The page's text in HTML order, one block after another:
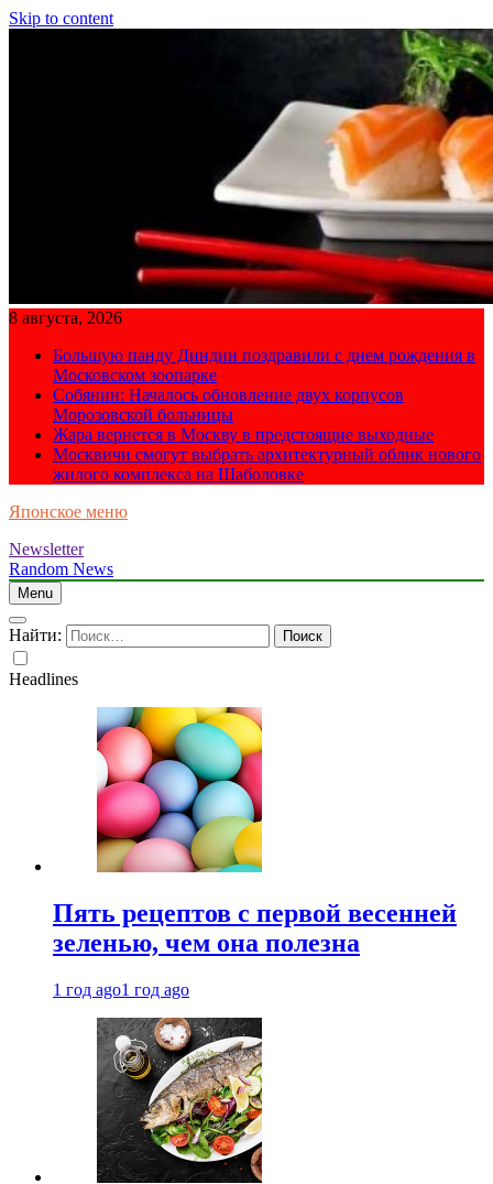
Skip to content
8 августа, 2026
Большую панду Диндин поздравили с днем рождения в
Московском зоопарке
Собянин: Началось обновление двух корпусов
Морозовской больницы
Жара вернется в Москву в предстоящие выходные
Москвичи смогут выбрать архитектурный облик нового
жилого комплекса на Шаболовке
Японское меню
Newsletter
Random News
Menu
Найти:
Headlines
Пять рецептов с первой весенней
зеленью, чем она полезна
1 год ago1 год ago